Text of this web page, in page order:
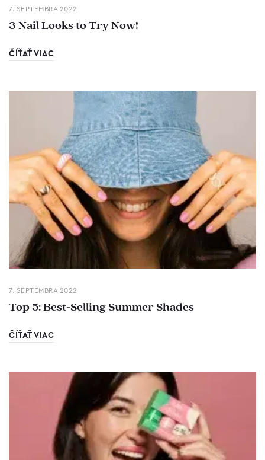
7. SEPTEMBRA 2022
3 Nail Looks to Try Now!
ČÍŤAŤ VIAC
7. SEPTEMBRA 2022
Top 5: Best-Selling Summer Shades
ČÍŤAŤ VIAC